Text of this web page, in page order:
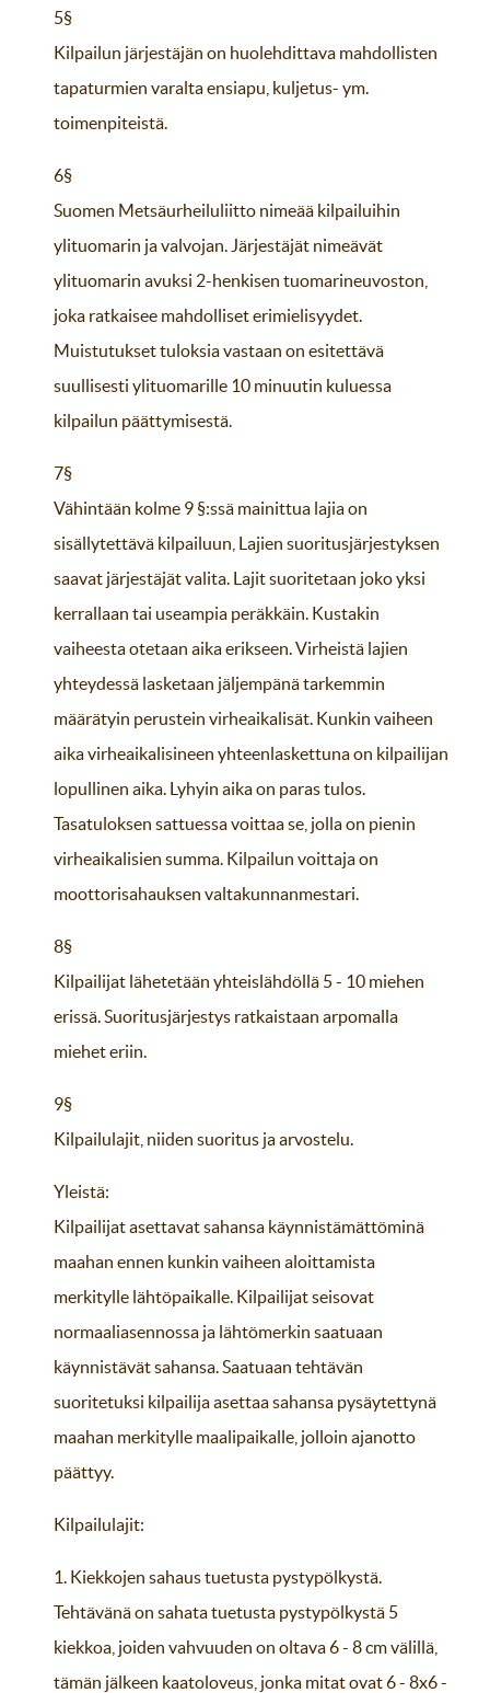
5§
Kilpailun järjestäjän on huolehdittava mahdollisten
tapaturmien varalta ensiapu, kuljetus- ym.
toimenpiteistä.
6§
Suomen Metsäurheiluliitto nimeää kilpailuihin
ylituomarin ja valvojan. Järjestäjät nimeävät
ylituomarin avuksi 2-henkisen tuomarineuvoston,
joka ratkaisee mahdolliset erimielisyydet.
Muistutukset tuloksia vastaan on esitettävä
suullisesti ylituomarille 10 minuutin kuluessa
kilpailun päättymisestä.
7§
Vähintään kolme 9 §:ssä mainittua lajia on
sisällytettävä kilpailuun, Lajien suoritusjärjestyksen
saavat järjestäjät valita. Lajit suoritetaan joko yksi
kerrallaan tai useampia peräkkäin. Kustakin
vaiheesta otetaan aika erikseen. Virheistä lajien
yhteydessä lasketaan jäljempänä tarkemmin
määrätyin perustein virheaikalisät. Kunkin vaiheen
aika virheaikalisineen yhteenlaskettuna on kilpailijan
lopullinen aika. Lyhyin aika on paras tulos.
Tasatuloksen sattuessa voittaa se, jolla on pienin
virheaikalisien summa. Kilpailun voittaja on
moottorisahauksen valtakunnanmestari.
8§
Kilpailijat lähetetään yhteislähdöllä 5 - 10 miehen
erissä. Suoritusjärjestys ratkaistaan arpomalla
miehet eriin.
9§
Kilpailulajit, niiden suoritus ja arvostelu.
Yleistä:
Kilpailijat asettavat sahansa käynnistämättöminä
maahan ennen kunkin vaiheen aloittamista
merkitylle lähtöpaikalle. Kilpailijat seisovat
normaaliasennossa ja lähtömerkin saatuaan
käynnistävät sahansa. Saatuaan tehtävän
suoritetuksi kilpailija asettaa sahansa pysäytettynä
maahan merkitylle maalipaikalle, jolloin ajanotto
päättyy.
Kilpailulajit:
1. Kiekkojen sahaus tuetusta pystypölkystä.
Tehtävänä on sahata tuetusta pystypölkystä 5
kiekkoa, joiden vahvuuden on oltava 6 - 8 cm välillä,
tämän jälkeen kaatoloveus, jonka mitat ovat 6 - 8x6 -